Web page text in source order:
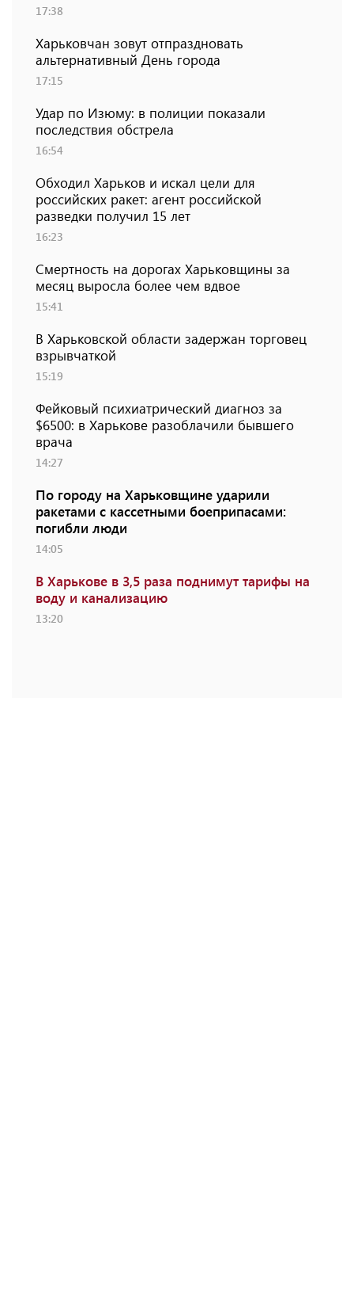
17:38
Харьковчан зовут отпраздновать
альтернативный День города
17:15
Удар по Изюму: в полиции показали
последствия обстрела
16:54
Обходил Харьков и искал цели для
российских ракет: агент российской
разведки получил 15 лет
16:23
Смертность на дорогах Харьковщины за
месяц выросла более чем вдвое
15:41
В Харьковской области задержан торговец
взрывчаткой
15:19
Фейковый психиатрический диагноз за
$6500: в Харькове разоблачили бывшего
врача
14:27
По городу на Харьковщине ударили
ракетами с кассетными боеприпасами:
погибли люди
14:05
В Харькове в 3,5 раза поднимут тарифы на
воду и канализацию
13:20